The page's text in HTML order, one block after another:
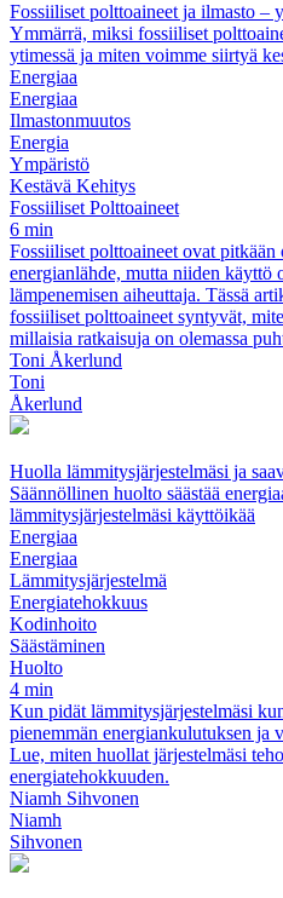
Fossiiliset polttoaineet ja ilmasto –
Ymmärrä, miksi fossiiliset
ytimessä ja miten voimme siirtyä
Energiaa
Energiaa
Ilmastonmuutos
Energia
Ympäristö
Kestävä Kehitys
Fossiiliset Polttoaineet
6 min
Fossiiliset polttoaineet ovat pitkään
energianlähde, mutta niiden käyttö
lämpenemisen aiheuttaja. Tässä
fossiiliset polttoaineet syntyvät,
millaisia ratkaisuja on olemassa
Toni Åkerlund
Toni
Åkerlund
Huolla lämmitysjärjestelmäsi ja
Säännöllinen huolto säästää
lämmitysjärjestelmäsi käyttöikää
Energiaa
Energiaa
Lämmitysjärjestelmä
Energiatehokkuus
Kodinhoito
Säästäminen
Huolto
4 min
Kun pidät lämmitysjärjestelmäsi
pienemmän energiankulutuksen ja
Lue, miten huollat järjestelmäsi
energiatehokkuuden.
Niamh Sihvonen
Niamh
Sihvonen